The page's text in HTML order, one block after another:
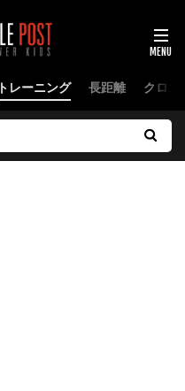
トレーニング 長距離 クロス